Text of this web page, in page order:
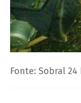
Fonte: Sobral 24